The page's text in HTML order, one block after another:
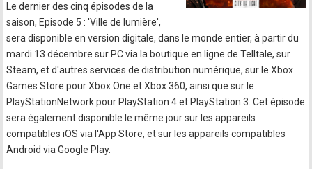
Le dernier des cinq épisodes de la
saison, Episode 5 : 'Ville de lumière',
sera disponible en version digitale, dans le monde entier, à partir du
mardi 13 décembre sur PC via la boutique en ligne de Telltale, sur
Steam, et d'autres services de distribution numérique, sur le Xbox
Games Store pour Xbox One et Xbox 360, ainsi que sur le
PlayStationNetwork pour PlayStation 4 et PlayStation 3. Cet épisode
sera également disponible le même jour sur les appareils
compatibles iOS via l'App Store, et sur les appareils compatibles
Android via Google Play.